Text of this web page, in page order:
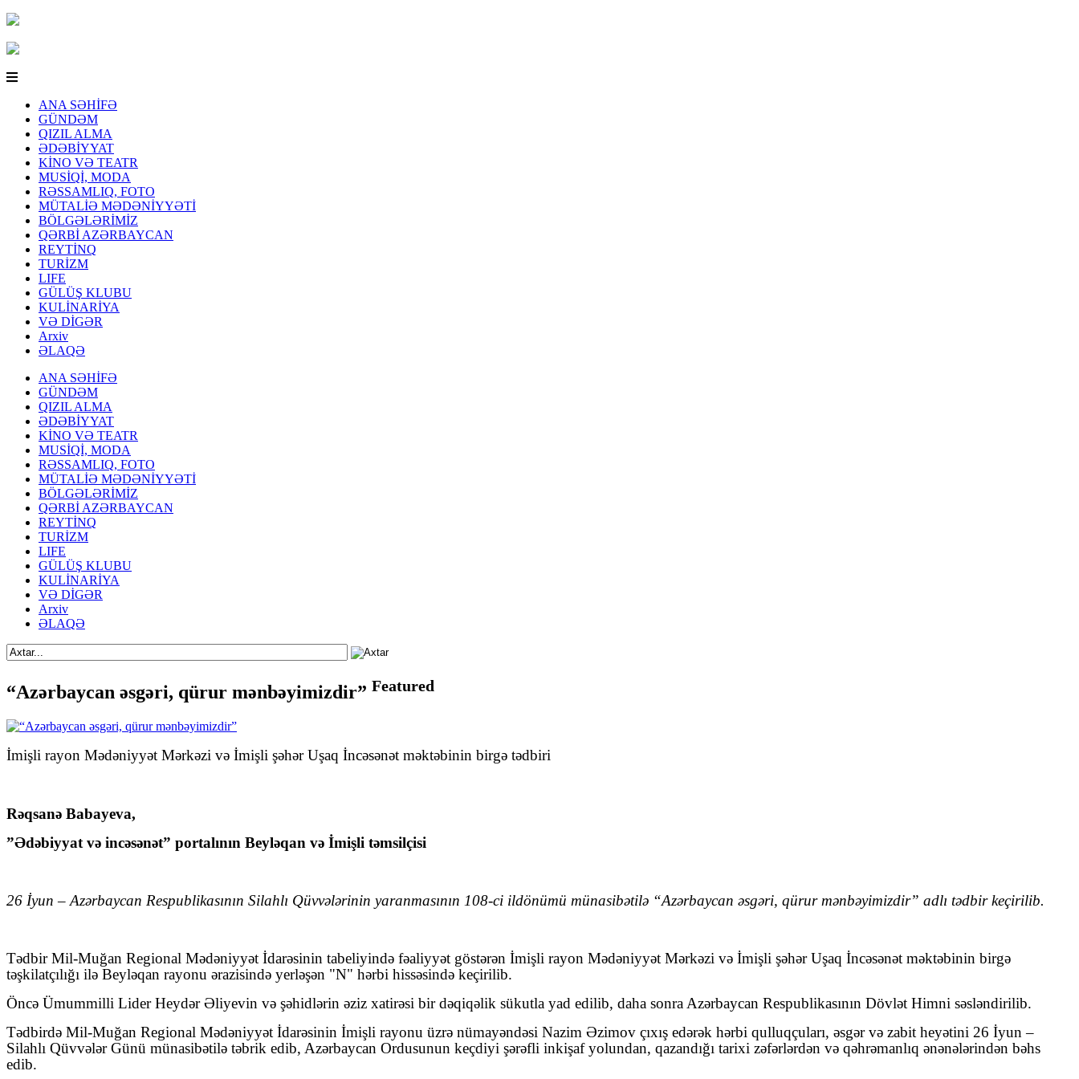
ANA SƏHİFƏ
GÜNDƏM
QIZIL ALMA
ƏDƏBİYYAT
KİNO VƏ TEATR
MUSİQİ, MODA
RƏSSAMLIQ, FOTO
MÜTALİƏ MƏDƏNİYYƏTİ
BÖLGƏLƏRİMİZ
QƏRBİ AZƏRBAYCAN
REYTİNQ
TURİZM
LIFE
GÜLÜŞ KLUBU
KULİNARİYA
VƏ DİGƏR
Arxiv
ƏLAQƏ
ANA SƏHİFƏ
GÜNDƏM
QIZIL ALMA
ƏDƏBİYYAT
KİNO VƏ TEATR
MUSİQİ, MODA
RƏSSAMLIQ, FOTO
MÜTALİƏ MƏDƏNİYYƏTİ
BÖLGƏLƏRİMİZ
QƏRBİ AZƏRBAYCAN
REYTİNQ
TURİZM
LIFE
GÜLÜŞ KLUBU
KULİNARİYA
VƏ DİGƏR
Arxiv
ƏLAQƏ
“Azərbaycan əsgəri, qürur mənbəyimizdir” Featured
İmişli rayon Mədəniyyət Mərkəzi və İmişli şəhər Uşaq İncəsənət məktəbinin birgə tədbiri
Rəqsanə Babayeva,
”Ədəbiyyat və incəsənət” portalının Beyləqan və İmişli təmsilçisi
26 İyun – Azərbaycan Respublikasının Silahlı Qüvvələrinin yaranmasının 108-ci ildönümü münasibətilə “Azərbaycan əsgəri, qürur mənbəyimizdir” adlı tədbir keçirilib.
Tədbir Mil-Muğan Regional Mədəniyyət İdarəsinin tabeliyində fəaliyyət göstərən İmişli rayon Mədəniyyət Mərkəzi və İmişli şəhər Uşaq İncəsənət məktəbinin birgə
təşkilatçılığı ilə Beyləqan rayonu ərazisində yerləşən "N" hərbi hissəsində keçirilib.
Öncə Ümummilli Lider Heydər Əliyevin və şəhidlərin əziz xatirəsi bir dəqiqəlik sükutla yad edilib, daha sonra Azərbaycan Respublikasının Dövlət Himni səsləndirilib.
Tədbirdə Mil-Muğan Regional Mədəniyyət İdarəsinin İmişli rayonu üzrə nümayəndəsi Nazim Əzimov çıxış edərək hərbi qulluqçuları, əsgər və zabit heyətini 26 İyun –
Silahlı Qüvvələr Günü münasibətilə təbrik edib, Azərbaycan Ordusunun keçdiyi şərəfli inkişaf yolundan, qazandığı tarixi zəfərlərdən və qəhrəmanlıq ənənələrindən bəhs
edib.